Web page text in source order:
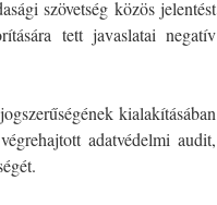
szövetség közös jelentést
tett javaslatai negatív
kialakításában
adatvédelmi audit,